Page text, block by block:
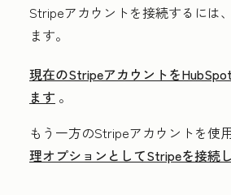
Stripeアカウントを接続するには
ます。
現在のStripeアカウントを
ます 。
もう一方のStripeアカウントを使用
理オプションとしてStripeを接続し